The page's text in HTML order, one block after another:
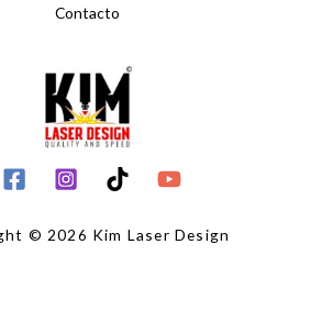
Contacto
© 2026 Kim Laser Design